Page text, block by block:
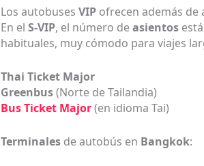
Los autobuses VIPofrecen además de
En el S-VIP, el número deasientos
habituales, muy cómodo para viajes
Thai Ticket Major
Greenbus(Norte de Tailandia)
Bus Ticket Major(en idioma Tai)
Terminales de autobús en Bangkok: